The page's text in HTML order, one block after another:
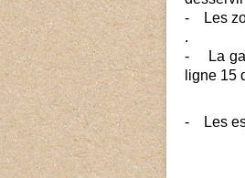
- Les
.
- La
ligne 15
- Les